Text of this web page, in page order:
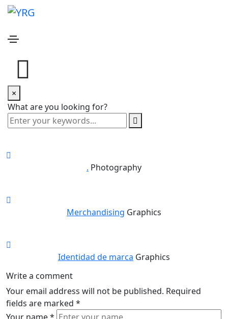
×
What are you looking for?
New stunning projects for our amazing clients
Our Recent Works
. Photography
Merchandising Graphics
Identidad de marca Graphics
Write a comment
Your email address will not be published. Required
fields are marked *